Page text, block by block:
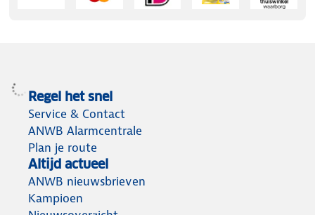
Regel het snel
Service & Contact
ANWB Alarmcentrale
Plan je route
Altijd actueel
ANWB nieuwsbrieven
Kampioen